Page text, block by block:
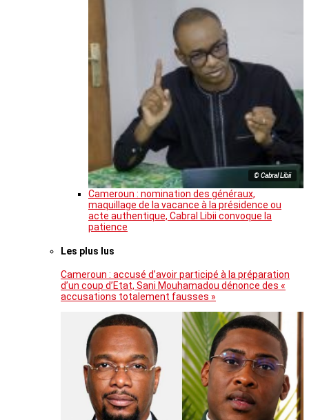
© Cabral Libii
Cameroun : nomination des généraux,
maquillage de la vacance à la présidence ou
acte authentique, Cabral Libii convoque la
patience
Les plus lus
Cameroun : accusé d’avoir participé à la préparation
d’un coup d’Etat, Sani Mouhamadou dénonce des «
accusations totalement fausses »